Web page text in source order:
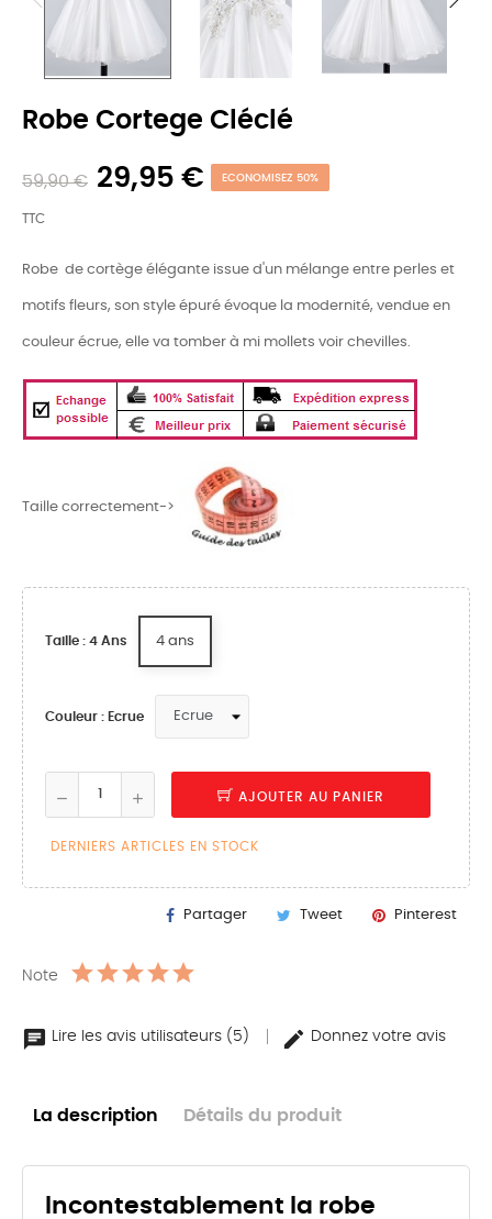
Robe Cortege Cléclé
59,90 € 29,95 € ECONOMISEZ 50%
TTC
Robe de cortège élégante issue d'un mélange entre perles et
motifs fleurs, son style épuré évoque la modernité, vendue en
couleur écrue, elle va tomber à mi mollets voir chevilles.
Taille correctement->
Taille : 4 Ans 4 ans
Couleur : Ecrue
AJOUTER AU PANIER
DERNIERS ARTICLES EN STOCK
Partager Tweet Pinterest
Note
Lire les avis utilisateurs (5) Donnez votre avis
La description Détails du produit
Incontestablement la robe